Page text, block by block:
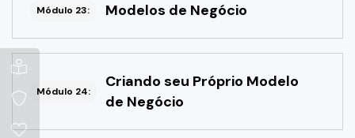
Módulo 23: Modelos de Negócio
Módulo 24:
Criando seu Próprio Modelo
de Negócio